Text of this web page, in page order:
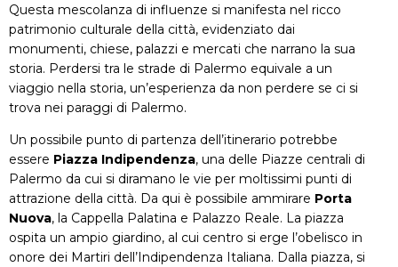
Questa mescolanza di influenze si manifesta nel ricco
patrimonio culturale della città, evidenziato dai
monumenti, chiese, palazzi e mercati che narrano la sua
storia. Perdersi tra le strade di Palermo equivale a un
viaggio nella storia, un’esperienza da non perdere se ci si
trova nei paraggi di Palermo.
Un possibile punto di partenza dell’itinerario potrebbe
essere Piazza Indipendenza, una delle Piazze centrali di
Palermo da cui si diramano le vie per moltissimi punti di
attrazione della città. Da qui è possibile ammirare Porta
Nuova, la Cappella Palatina e Palazzo Reale. La piazza
ospita un ampio giardino, al cui centro si erge l’obelisco in
onore dei Martiri dell’Indipendenza Italiana. Dalla piazza, si